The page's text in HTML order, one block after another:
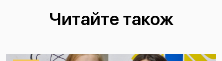
Читайте також